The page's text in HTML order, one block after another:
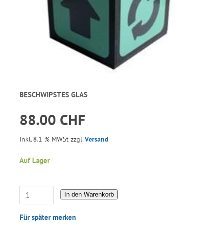
BESCHWIPSTES GLAS
88.00 CHF
Inkl. 8.1 % MWSt zzgl.Versand
Auf Lager
In den Warenkorb
Für später merken